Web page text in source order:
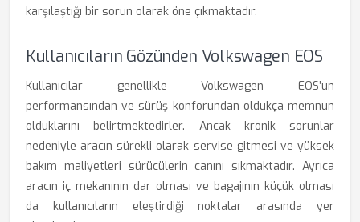
karşılaştığı bir sorun olarak öne çıkmaktadır.
Kullanıcıların Gözünden Volkswagen EOS
Kullanıcılar genellikle Volkswagen EOS’un
performansından ve sürüş konforundan oldukça memnun
olduklarını belirtmektedirler. Ancak kronik sorunlar
nedeniyle aracın sürekli olarak servise gitmesi ve yüksek
bakım maliyetleri sürücülerin canını sıkmaktadır. Ayrıca
aracın iç mekanının dar olması ve bagajının küçük olması
da kullanıcıların eleştirdiği noktalar arasında yer